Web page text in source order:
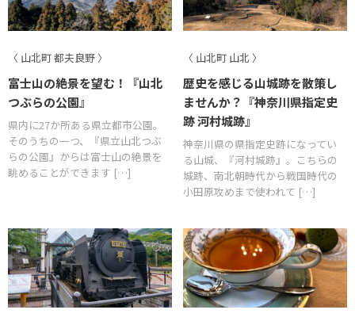
〈 山北町 都夫良野 〉
富士山の絶景を望む！『山北
つぶらの公園』
県内に27か所ある県立都市公園。
そのうちの一つ、『県立山北つぶ
らの公園』からは富士山の絶景を
眺めることができます […]
〈 山北町 山北 〉
歴史を感じる山城跡を散策し
ませんか？『神奈川県指定史
跡 河村城跡』
神奈川県の県指定史跡になってい
る山城、『河村城跡』。こちらの
城跡、南北朝時代から戦国時代の
小田原攻めまで使われて […]